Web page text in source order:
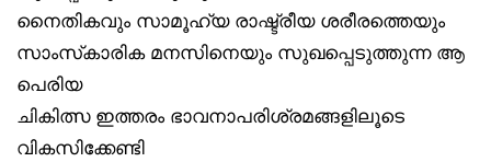
നൈതികവും സാമൂഹ്യ രാഷ്ട്രീയ ശരീരത്തെയും
സാംസ്‌കാരിക മനസിനെയും സുഖപ്പെടുത്തുന്ന ആ
പെരിയ
ചികിത്സ ഇത്തരം ഭാവനാപരിശ്രമങ്ങളിലൂടെ
വികസിക്കേണ്ടി